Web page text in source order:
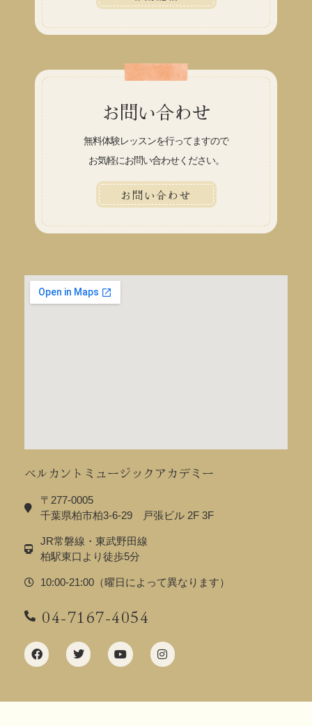
お問い合わせ
無料体験レッスンを行ってますので
お気軽にお問い合わせください。
お問い合わせ
ベルカントミュージックアカデミー
〒277-0005
千葉県柏市柏3-6-29 戸張ビル 2F 3F
JR常磐線・東武野田線
柏駅東口より徒歩5分
10:00-21:00（曜日によって異なります）
04-7167-4054